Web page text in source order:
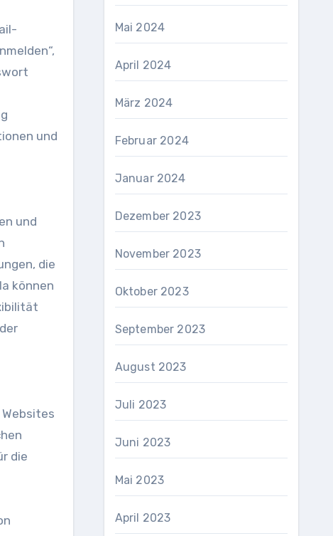
und
und
die
können
die
Mai 2024
April 2024
März 2024
Februar 2024
Januar 2024
Dezember 2023
November 2023
Oktober 2023
September 2023
August 2023
Juli 2023
Juni 2023
Mai 2023
April 2023